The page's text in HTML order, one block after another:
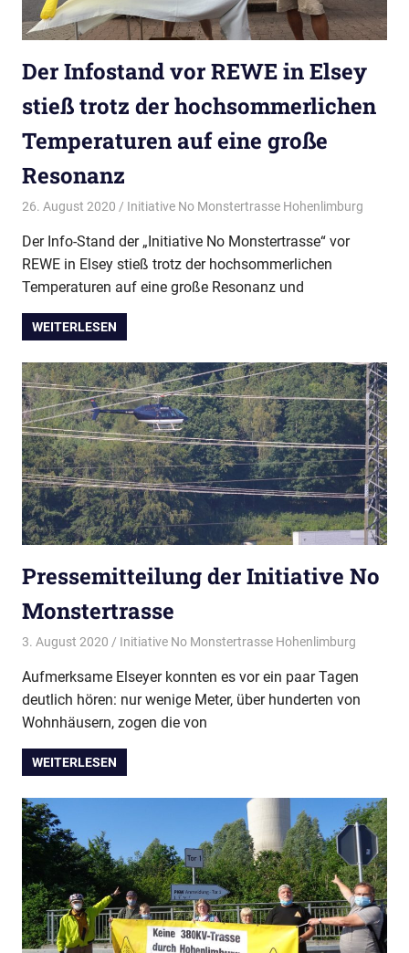
Der Infostand vor REWE in Elsey
stieß trotz der hochsommerlichen
Temperaturen auf eine große
Resonanz
26. August 2020 Initiative No Monstertrasse Hohenlimburg
Der Info-Stand der „Initiative No Monstertrasse“ vor
REWE in Elsey stieß trotz der hochsommerlichen
Temperaturen auf eine große Resonanz und
WEITERLESEN
Pressemitteilung der Initiative No
Monstertrasse
3. August 2020 Initiative No Monstertrasse Hohenlimburg
Aufmerksame Elseyer konnten es vor ein paar Tagen
deutlich hören: nur wenige Meter, über hunderten von
Wohnhäusern, zogen die von
WEITERLESEN